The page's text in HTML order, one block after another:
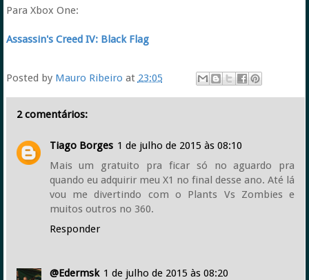
Para Xbox One:
Assassin's Creed IV: Black Flag
Posted by Mauro Ribeiro at 23:05
2 comentários:
Tiago Borges 1 de julho de 2015 às 08:10
Mais um gratuito pra ficar só no aguardo pra
quando eu adquirir meu X1 no final desse ano. Até lá
vou me divertindo com o Plants Vs Zombies e
muitos outros no 360.
Responder
@Edermsk 1 de julho de 2015 às 08:20